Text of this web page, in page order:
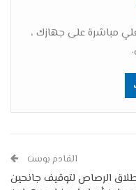
مباشرة على جهازك ،
القادم بوست
الرصاص لتوقيف جانحين